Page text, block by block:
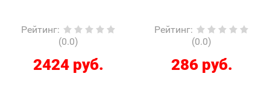
Рейтинг:
(0.0)
2424 руб.
Рейтинг:
(0.0)
286 руб.